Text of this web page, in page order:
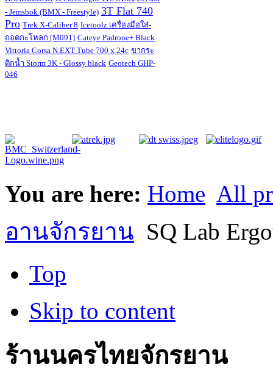
- Jemsbok (BMX - Freestyle) 3T Flat 740
Pro Trek X-Caliber 8 Icetoolz เครื่องมือใส่-
ถอดกะโหลก [M091] Cateye Padrone+ Black
Vittoria Corsa N.EXT Tube 700 x 24c ขากระ
ติกน้ำ Storm 3K - Glossy black Geotech GHP-
046
You are here: Home All
อานจักรยาน SQ Lab
Top
Skip to content
ร้านนครไทยจักรยาน